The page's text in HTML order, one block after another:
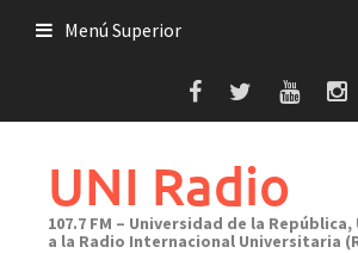
Menú Superior
UNI Radio
107.7 FM – Universidad de la
a la Radio Internacional Universitaria